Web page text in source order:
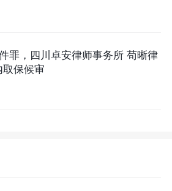
罪，四川卓安律师事务所 苟晰律
保候审